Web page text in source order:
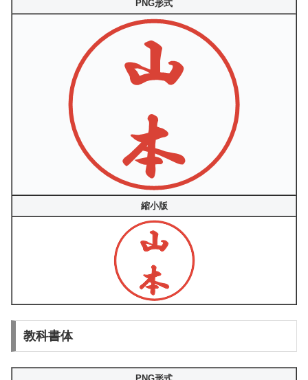
PNG形式
縮小版
教科書体